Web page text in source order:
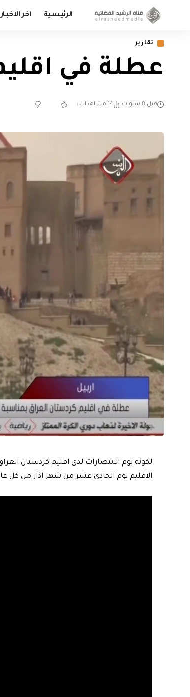
الرئيسية اخر الاخبار
تقارير
عطلة في اقليم
قبل 8 سنوات 14 مشاهدات
لكونه يوم الانتصارات لدى اقليم كردستان
الاقليم يوم الحادي عشر من شهر اذار من كل